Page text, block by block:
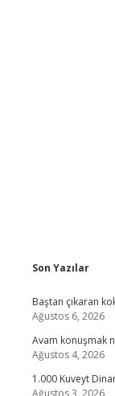
Son Yazılar
Baştan çıkaran
Ağustos 6, 2026
Avam konuşmak
Ağustos 4, 2026
1.000 Kuveyt
Ağustos 3, 2026